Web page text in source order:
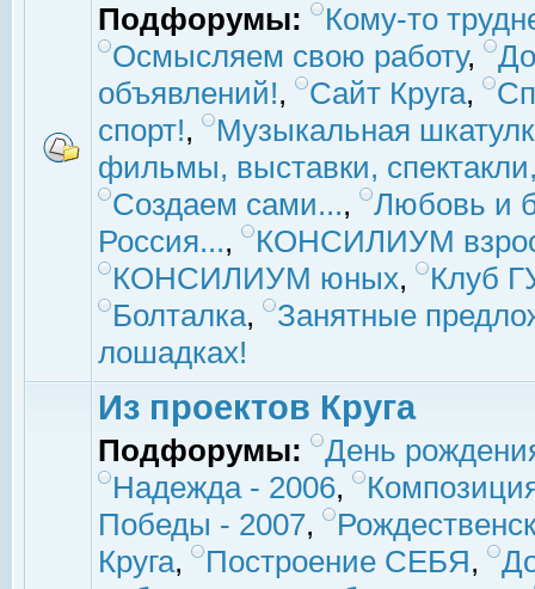
Подфорумы:
Кому-то
Осмысляем свою работу,
объявлений!, Сайт Круга,
спорт!,
Музыкальная
фильмы, выставки,
Создаем сами...,
Любовь и
Россия...,
КОНСИЛИУМ
КОНСИЛИУМ юных,
Клуб
Болталка,
Занятные
лошадках!
Из проектов Круга
Подфорумы:
День
Надежда - 2006,
Победы - 2007,
Круга, Построение СЕБЯ,